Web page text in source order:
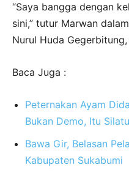
“Saya bangga dengan
sini,” tutur Marwan
Nurul Huda
Baca Juga :
Peternakan Ayam
Bukan Demo, Itu
Bawa Gir, Belasan
Kabupaten Sukabumi